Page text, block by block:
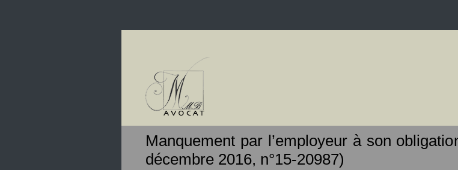
Manquement par l’employeur à son
décembre 2016, n°15-20987)